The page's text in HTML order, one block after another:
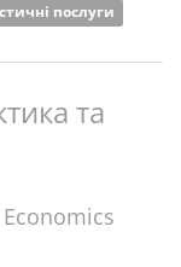
послуги
та